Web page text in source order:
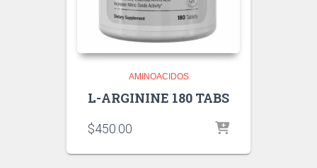
AMINOACIDOS
L-ARGININE 180 TABS
$450.00